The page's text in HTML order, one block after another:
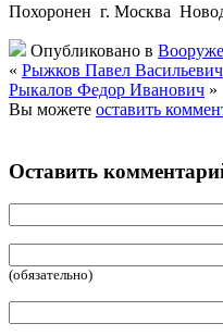
Похоронен г. Москва
Опубликовано в
« Рыжков Павел Васильевич
Рыкалов Федор Иванович »
Вы можете оставить
Оставить
(обязательно)